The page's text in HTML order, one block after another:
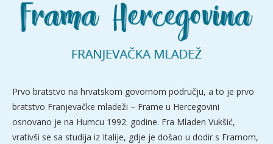
Prvo bratstvo na hrvatskom govornom području, a to je prvo
bratstvo Franjevačke mladeži – Frame u Hercegovini
osnovano je na Humcu 1992. godine. Fra Mladen Vukšić,
vrativši se sa studija iz Italije, gdje je došao u dodir s Framom,